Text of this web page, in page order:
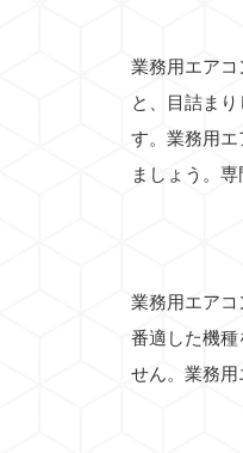
業務用エア
と、目詰ま
す。業務用
ましょう。
業務用エア
番適した機
せん。業務